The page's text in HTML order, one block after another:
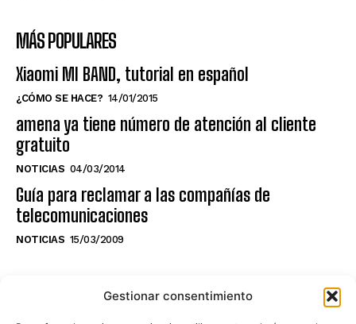
Gestionar consentimiento
MÁS POPULARES
Xiaomi MI BAND, tutorial en español
¿CÓMO SE HACE? 14/01/2015
amena ya tiene número de atención al cliente
gratuito
NOTICIAS 04/03/2014
Guía para reclamar a las compañías de
telecomunicaciones
NOTICIAS 15/03/2009
NO TE PIERDAS LO ÚLTIMO DEL CANAL